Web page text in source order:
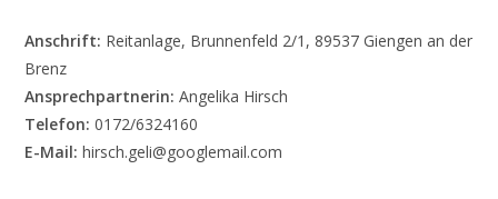
Anschrift: Reitanlage, Brunnenfeld 2/1, 89537 Giengen an der
Brenz
Ansprechpartnerin: Angelika Hirsch
Telefon: 0172/6324160
E-Mail:hirsch.geli@googlemail.com